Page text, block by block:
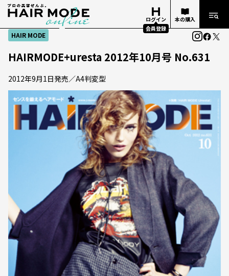
ログイン
会員登録
本の購入
HAIR MODE
HAIRMODE+uresta 2012年10月号 No.631
2012年9月1日発売／A4判変型